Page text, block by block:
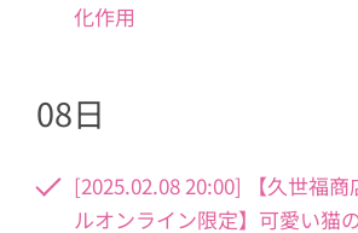
化作用
08日
[2025.02.08 20:00] 【久世福
ルオンライン限定】可愛い猫